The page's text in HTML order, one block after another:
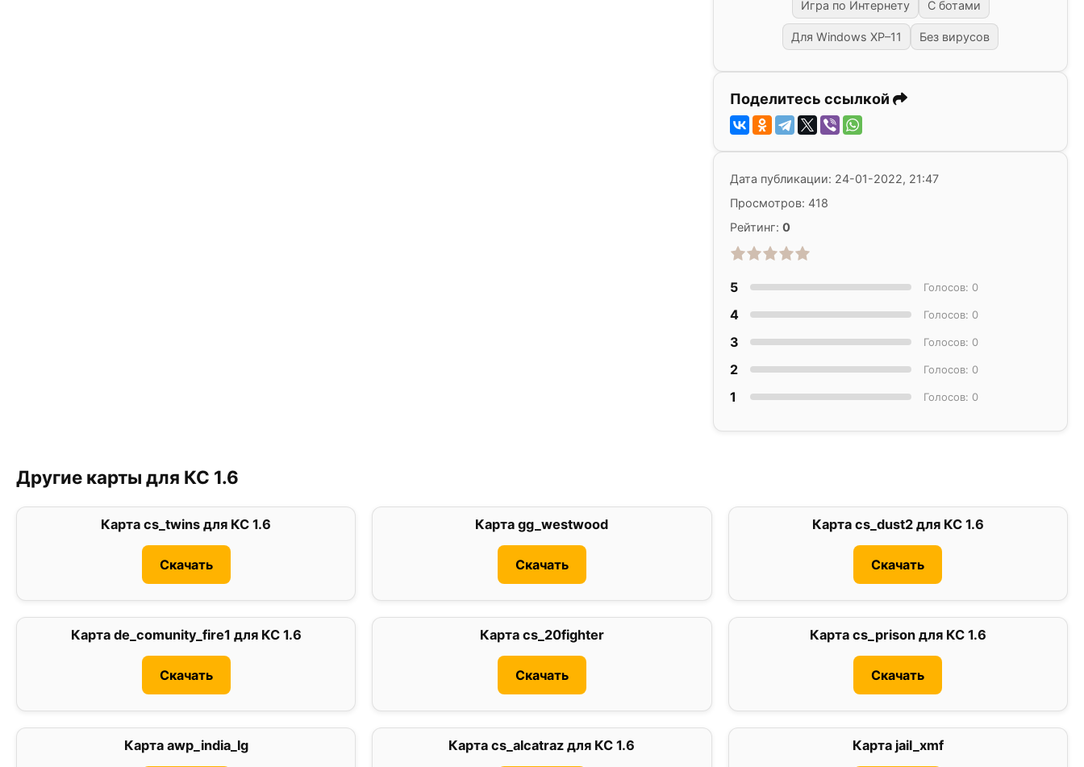
Игра по Интернету С ботами
Для Windows XP–11 Без вирусов
Поделитесь ссылкой
Дата публикации: 24-01-2022, 21:47
Просмотров: 418
Рейтинг: 0
5 Голосов: 0
4 Голосов: 0
3 Голосов: 0
2 Голосов: 0
1 Голосов: 0
Другие карты для КС 1.6
Карта cs_twins для КС 1.6
Скачать
Карта gg_westwood
Скачать
Карта cs_dust2 для КС 1.6
Скачать
Карта de_comunity_fire1 для КС 1.6
Скачать
Карта cs_20fighter
Скачать
Карта cs_prison для КС 1.6
Скачать
Карта awp_india_lg Карта cs_alcatraz для КС 1.6 Карта jail_xmf